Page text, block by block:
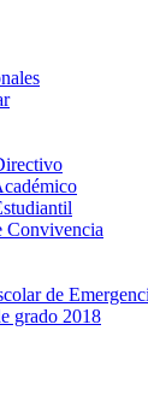
Convivencia
de
grado 2018